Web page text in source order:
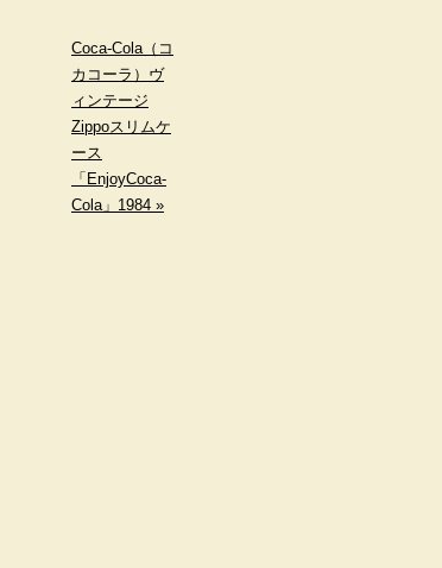
Coca-Cola（コ
カコーラ）ヴ
ィンテージ
Zippoスリムケ
ース
「EnjoyCoca-
Cola」1984 »